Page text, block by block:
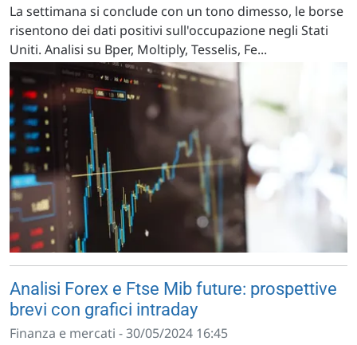
La settimana si conclude con un tono dimesso, le borse
risentono dei dati positivi sull'occupazione negli Stati
Uniti. Analisi su Bper, Moltiply, Tesselis, Fe...
Analisi Forex e Ftse Mib future: prospettive
brevi con grafici intraday
Finanza e mercati - 30/05/2024 16:45